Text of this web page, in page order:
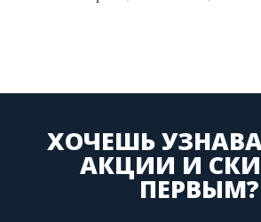
ХОЧЕШЬ
АКЦИИ И
ПЕРВЫМ?